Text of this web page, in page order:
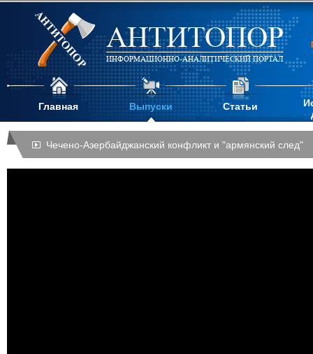
АНТИТОПОР
ИНФОРМАЦИОННО-АНАЛИТИЧЕСКИЙ ПОРТАЛ
Главная Выпуски Статьи
Чечено-Азербайджанский конфликт и "армянский след"